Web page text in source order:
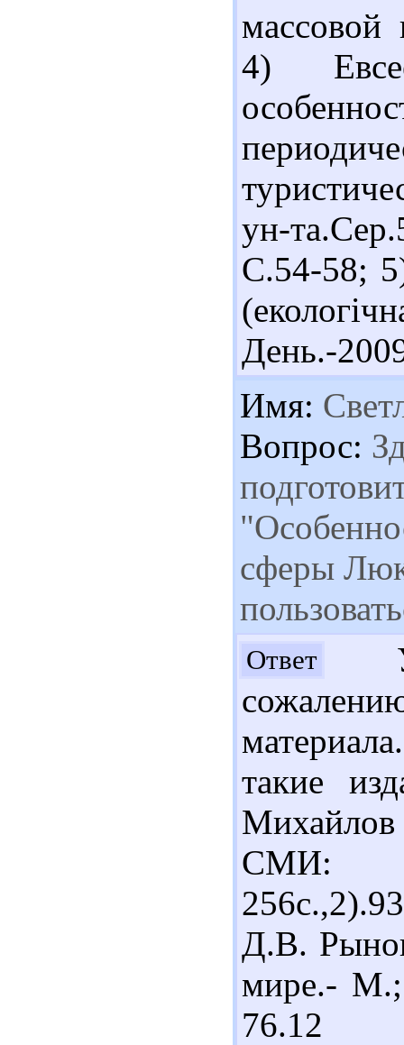
4)
ун-
С.54-58;
День.-
Имя:
Вопрос:
сферы
Ответ
такие
СМИ:
Д.В.
мире.-
76.12